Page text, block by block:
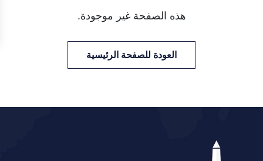
هذه الصفحة غير موجودة.
العودة للصفحة الرئيسية